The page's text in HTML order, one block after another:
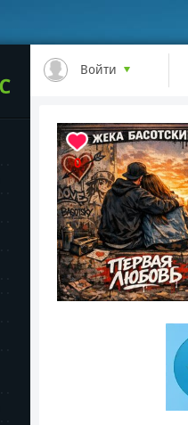
Войти
0